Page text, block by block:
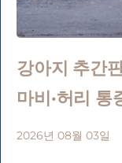
강아지 추간
마비·허리 통
2026년 08월 03일